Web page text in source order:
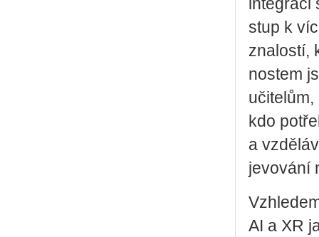
in­te­gra­ci
stup k
zna­los­tí,
nos­tem
kdo
a
je­vo­vá­ní
AI a XR